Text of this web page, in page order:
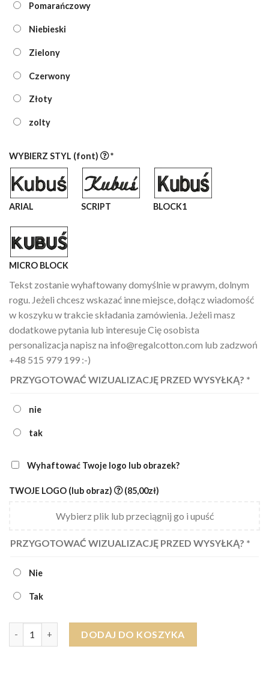
Pomarańczowy
Niebieski
Zielony
Czerwony
Złoty
zolty
WYBIERZ STYL (font) *
ARIAL SCRIPT BLOCK1
MICRO BLOCK
Tekst zostanie wyhaftowany domyślnie w prawym, dolnym
rogu. Jeżeli chcesz wskazać inne miejsce, dołącz wiadomość
w koszyku w trakcie składania zamówienia. Jeżeli masz
dodatkowe pytania lub interesuje Cię osobista
personalizacja napisz na info@regalcotton.com lub zadzwoń
+48 515 979 199 :-)
PRZYGOTOWAĆ WIZUALIZACJĘ PRZED WYSYŁKĄ? *
nie
tak
Wyhaftować Twoje logo lub obrazek?
TWOJE LOGO (lub obraz) (85,00zł)
Wybierz plik lub przeciągnij go i upuść
PRZYGOTOWAĆ WIZUALIZACJĘ PRZED WYSYŁKĄ? *
Nie
Tak
DODAJ DO KOSZYKA